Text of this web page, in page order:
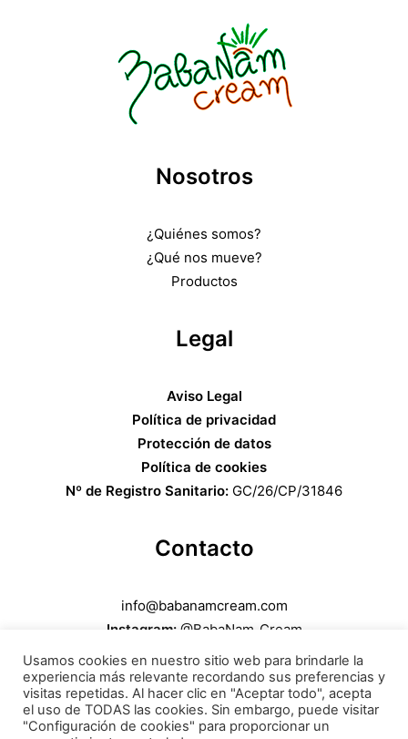
Nosotros
¿Quiénes somos?
¿Qué nos mueve?
Productos
Legal
Aviso Legal
Política de privacidad
Protección de datos
Política de cookies
Nº de Registro Sanitario: GC/26/CP/31846
Contacto
info@babanamcream.com
Instagram:@BabaNam_Cream
660 968 700
Usamos cookies en nuestro sitio web para brindarle la
experiencia más relevante recordando sus preferencias y
visitas repetidas. Al hacer clic en "Aceptar todo", acepta
el uso de TODAS las cookies. Sin embargo, puede visitar
"Configuración de cookies" para proporcionar un